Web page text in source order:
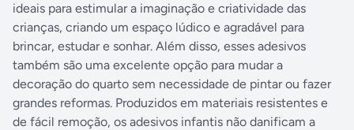
ideais para estimular a imaginação e criatividade das
crianças, criando um espaço lúdico e agradável para
brincar, estudar e sonhar. Além disso, esses adesivos
também são uma excelente opção para mudar a
decoração do quarto sem necessidade de pintar ou fazer
grandes reformas. Produzidos em materiais resistentes e
de fácil remoção, os adesivos infantis não danificam a